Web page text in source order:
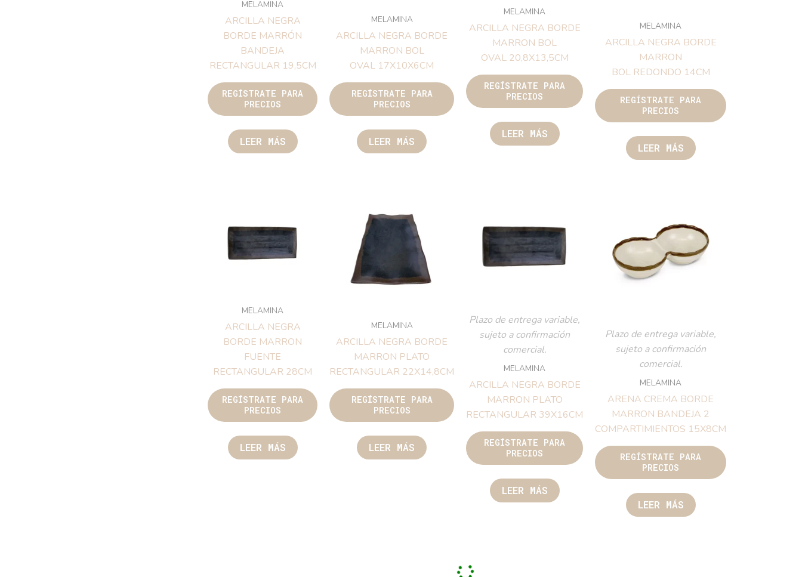
MELAMINA
ARCILLA NEGRA BORDE
MARRÓN BANDEJA
RECTANGULAR 19,5CM
PRECIOS
MELAMINA
OVAL 17X10X6CM
REGÍSTRATE PARA
PRECIOS
MELAMINA
MARRON BOL
OVAL 20,8X13,5CM
REGÍSTRATE PARA
PRECIOS
MELAMINA
BOL REDONDO 14CM
REGÍSTRATE PARA
PRECIOS
MELAMINA
ARCILLA NEGRA BORDE
MARRON FUENTE
RECTANGULAR 28CM
PRECIOS
ARCILLA NEGRA BORDE
RECTANGULAR 22X14,8CM
REGÍSTRATE PARA
PRECIOS
Plazo de entrega variable,
comercial.
ARCILLA NEGRA BORDE
RECTANGULAR 39X16CM
REGÍSTRATE PARA
PRECIOS
Plazo de entrega variable,
comercial.
ARENA CREMA BORDE
COMPARTIMIENTOS 15X8CM
REGÍSTRATE PARA
PRECIOS